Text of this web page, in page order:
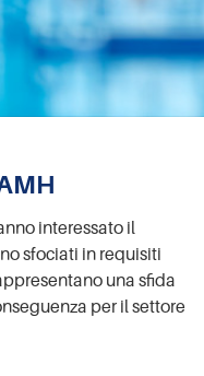
interessato il
sfociati in requisiti
una sfida
per il settore